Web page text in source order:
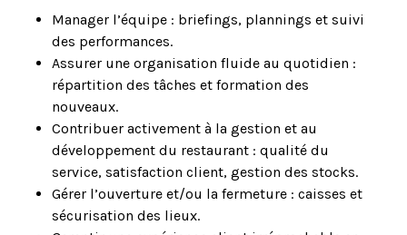
Manager l’équipe : briefings, plannings et suivi
des performances.
Assurer une organisation fluide au quotidien :
répartition des tâches et formation des
nouveaux.
Contribuer activement à la gestion et au
développement du restaurant : qualité du
service, satisfaction client, gestion des stocks.
Gérer l’ouverture et/ou la fermeture : caisses et
sécurisation des lieux.